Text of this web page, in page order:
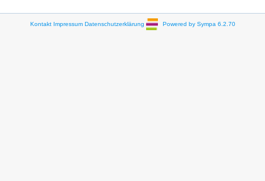
Kontakt Impressum Datenschutzerklärung Powered by Sympa 6.2.70